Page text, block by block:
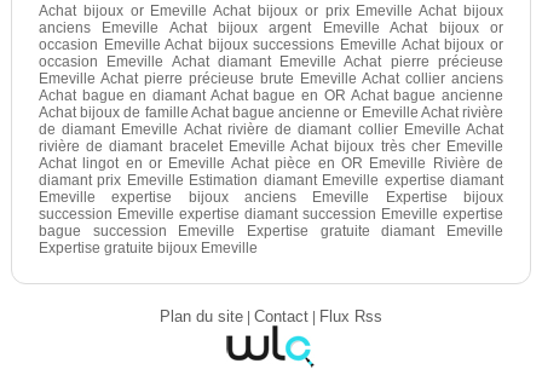
Achat bijoux or Emeville Achat bijoux or prix Emeville Achat bijoux
anciens Emeville Achat bijoux argent Emeville Achat bijoux or
occasion Emeville Achat bijoux successions Emeville Achat bijoux or
occasion Emeville Achat diamant Emeville Achat pierre précieuse
Emeville Achat pierre précieuse brute Emeville Achat collier anciens
Achat bague en diamant Achat bague en OR Achat bague ancienne
Achat bijoux de famille Achat bague ancienne or Emeville Achat rivière
de diamant Emeville Achat rivière de diamant collier Emeville Achat
rivière de diamant bracelet Emeville Achat bijoux très cher Emeville
Achat lingot en or Emeville Achat pièce en OR Emeville Rivière de
diamant prix Emeville Estimation diamant Emeville expertise diamant
Emeville expertise bijoux anciens Emeville Expertise bijoux
succession Emeville expertise diamant succession Emeville expertise
bague succession Emeville Expertise gratuite diamant Emeville
Expertise gratuite bijoux Emeville
Plan du site| Contact| Flux Rss